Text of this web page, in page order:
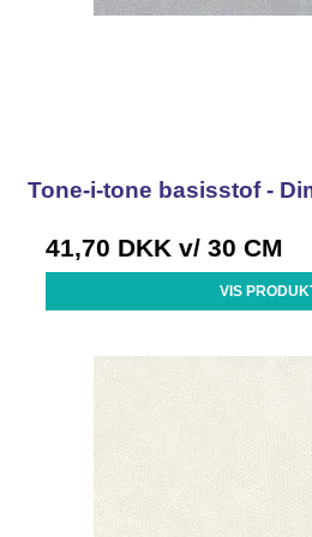
Tone-i-tone basisstof -
41,70 DKK v/ 30 CM
VIS